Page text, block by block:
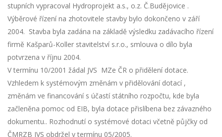
stupních vypracoval Hydroprojekt a.s., o.z. Č.Budějovice .
Výběrové řízení na zhotovitele stavby bylo dokončeno v září
2004. Stavba byla zadána na základě výsledku zadávacího řízení
firmě Kašparů-Koller stavitelství s.r.o., smlouva o dílo byla
potvrzena v říjnu 2004.
V termínu 10/2001 žádal JVS MZe ČR o přidělení dotace.
Vzhledem k systémovým změnám v přidělování dotací ,
změnám ve financování s účastí státního rozpočtu, kde byla
začleněna pomoc od EIB, byla dotace přislíbena bez závazného
dokumentu.. Rozhodnutí o systémové dotaci včetně půjčky od
ČMRZB JVS obdržel v termínu 05/2005.